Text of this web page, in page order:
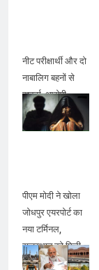
नीट परीक्षार्थी और दो
नाबालिग बहनों से
दुष्कर्म, आरोपी
गिरफ्तार
पीएम मोदी ने खोला
जोधपुर एयरपोर्ट का
नया टर्मिनल,
राजस्थान को मिली
480 करोड़ की